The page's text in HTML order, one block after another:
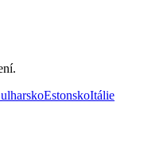
EstonskoItálie